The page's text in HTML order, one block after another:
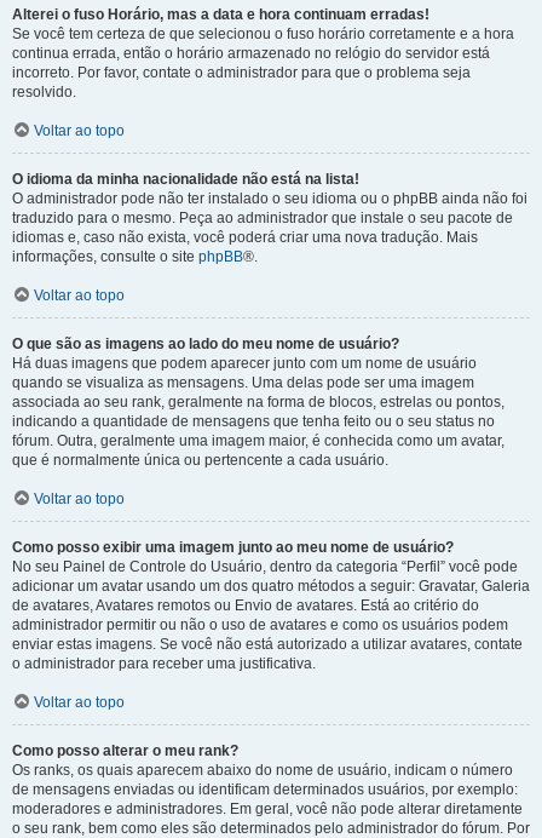
Alterei o fuso Horário, mas a data e hora continuam erradas!
Se você tem certeza de que selecionou o fuso horário corretamente e a hora
continua errada, então o horário armazenado no relógio do servidor está
incorreto. Por favor, contate o administrador para que o problema seja
resolvido.
Voltar ao topo
O idioma da minha nacionalidade não está na lista!
O administrador pode não ter instalado o seu idioma ou o phpBB ainda não foi
traduzido para o mesmo. Peça ao administrador que instale o seu pacote de
idiomas e, caso não exista, você poderá criar uma nova tradução. Mais
informações, consulte o site phpBB®.
Voltar ao topo
O que são as imagens ao lado do meu nome de usuário?
Há duas imagens que podem aparecer junto com um nome de usuário
quando se visualiza as mensagens. Uma delas pode ser uma imagem
associada ao seu rank, geralmente na forma de blocos, estrelas ou pontos,
indicando a quantidade de mensagens que tenha feito ou o seu status no
fórum. Outra, geralmente uma imagem maior, é conhecida como um avatar,
que é normalmente única ou pertencente a cada usuário.
Voltar ao topo
Como posso exibir uma imagem junto ao meu nome de usuário?
No seu Painel de Controle do Usuário, dentro da categoria “Perfil” você pode
adicionar um avatar usando um dos quatro métodos a seguir: Gravatar, Galeria
de avatares, Avatares remotos ou Envio de avatares. Está ao critério do
administrador permitir ou não o uso de avatares e como os usuários podem
enviar estas imagens. Se você não está autorizado a utilizar avatares, contate
o administrador para receber uma justificativa.
Voltar ao topo
Como posso alterar o meu rank?
Os ranks, os quais aparecem abaixo do nome de usuário, indicam o número
de mensagens enviadas ou identificam determinados usuários, por exemplo:
moderadores e administradores. Em geral, você não pode alterar diretamente
o seu rank, bem como eles são determinados pelo administrador do fórum. Por